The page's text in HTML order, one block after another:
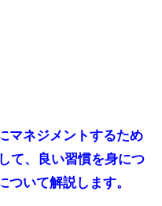
マネジメントするため
て、良い習慣を身につ
ついて解説します。